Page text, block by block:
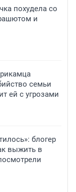
похудела со
и
семьи
ей с угрозами
блогер
выжить в